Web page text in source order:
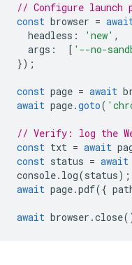
// Configure launch
const browser =
headless : 'new' ,
args : [ '--no-
});
const page = await
await page.goto(
// Verify: log the
const txt = await
const status = await
console. log(status);
await page.pdf({
await browser .close